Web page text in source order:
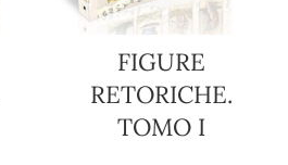
FIGURE
RETORICHE.
TOMO I